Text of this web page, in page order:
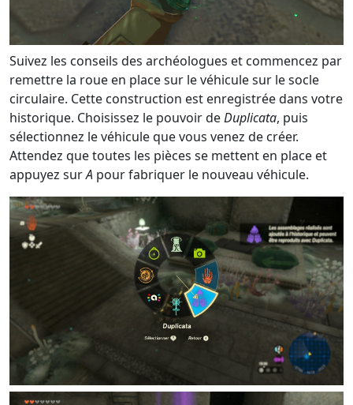
Suivez les conseils des archéologues et commencez par
remettre la roue en place sur le véhicule sur le socle
circulaire. Cette construction est enregistrée dans votre
historique. Choisissez le pouvoir deDuplicata, puis
sélectionnez le véhicule que vous venez de créer.
Attendez que toutes les pièces se mettent en place et
appuyez surA pour fabriquer le nouveau véhicule.